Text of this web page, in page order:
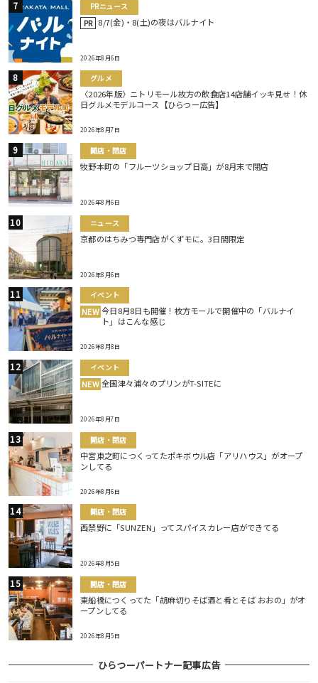
PRニュース
PR 8/7(金)・8(土)の夜はバルナイト
2026年8月6日
グルメ
〈2026年版〉ニトリモール枚方の飲食店14店舗イッキ見せ！休
日グルメモデルコース【ひらつー広告】
2026年8月7日
開店・閉店
牧野本町の「フルーツショップ日高」が8月末で閉店
2026年8月6日
ニュース
京都のはちみつ専門店がくずモに。3日間限定
2026年8月6日
イベント
NEW 今日8月8日も開催！枚方モールで開催中の「バルナイ
ト」はこんな感じ
2026年8月8日
イベント
NEW 全国津々浦々のプリンがT-SITEに
2026年8月7日
開店・閉店
中宮東之町につくってたポキボウル店「アリハウス」がオープ
ンしてる
2026年8月6日
開店・閉店
西禁野に「SUNZEN」ってスパイスカレー店ができてる
2026年8月5日
開店・閉店
東船橋につくってた「胡麻切りそば酒と肴とそば おおの」がオ
ープンしてる
2026年8月5日
ひらつーパートナー記事広告